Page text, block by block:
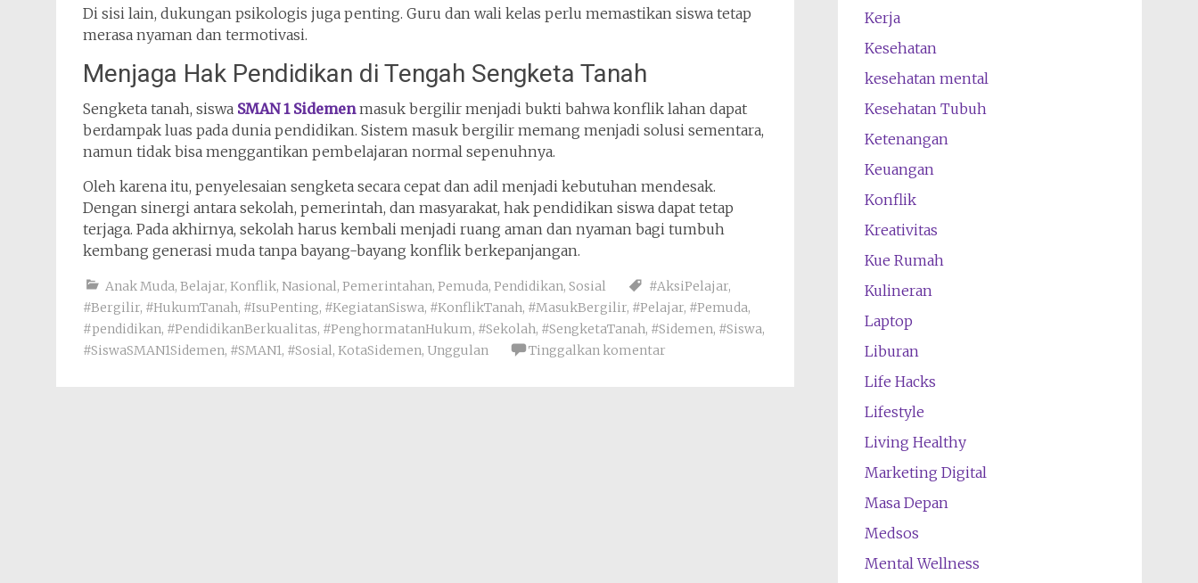
Di sisi lain, dukungan psikologis juga penting. Guru dan wali kelas perlu memastikan siswa tetap
merasa nyaman dan termotivasi.
Menjaga Hak Pendidikan di Tengah Sengketa Tanah
Sengketa tanah, siswa SMAN 1 Sidemenmasuk bergilir menjadi bukti bahwa konflik lahan dapat
berdampak luas pada dunia pendidikan. Sistem masuk bergilir memang menjadi solusi sementara,
namun tidak bisa menggantikan pembelajaran normal sepenuhnya.
Oleh karena itu, penyelesaian sengketa secara cepat dan adil menjadi kebutuhan mendesak.
Dengan sinergi antara sekolah, pemerintah, dan masyarakat, hak pendidikan siswa dapat tetap
terjaga. Pada akhirnya, sekolah harus kembali menjadi ruang aman dan nyaman bagi tumbuh
kembang generasi muda tanpa bayang-bayang konflik berkepanjangan.
Anak Muda, Belajar, Konflik, Nasional, Pemerintahan, Pemuda, Pendidikan, Sosial #AksiPelajar,
#Bergilir, #HukumTanah, #IsuPenting, #KegiatanSiswa, #KonflikTanah, #MasukBergilir, #Pelajar, #Pemuda,
#pendidikan, #PendidikanBerkualitas, #PenghormatanHukum, #Sekolah, #SengketaTanah, #Sidemen, #Siswa,
#SiswaSMAN1Sidemen, #SMAN1, #Sosial, KotaSidemen, Unggulan Tinggalkan komentar
Kerja
Kesehatan
kesehatan mental
Kesehatan Tubuh
Ketenangan
Keuangan
Konflik
Kreativitas
Kue Rumah
Kulineran
Laptop
Liburan
Life Hacks
Lifestyle
Living Healthy
Marketing Digital
Masa Depan
Medsos
Mental Wellness